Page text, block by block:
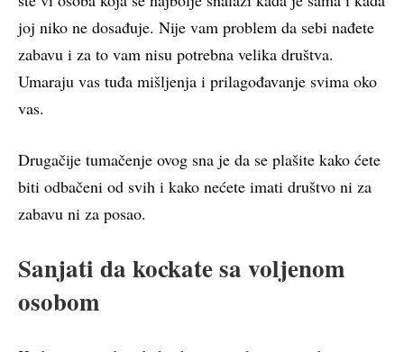
joj niko ne dosađuje. Nije vam problem da sebi nađete
zabavu i za to vam nisu potrebna velika društva.
Umaraju vas tuđa mišljenja i prilagođavanje svima oko
vas.
Drugačije tumačenje ovog sna je da se plašite kako ćete
biti odbačeni od svih i kako nećete imati društvo ni za
zabavu ni za posao.
Sanjati da kockate sa voljenom
osobom